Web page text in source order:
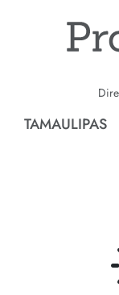
TAMAULIPAS